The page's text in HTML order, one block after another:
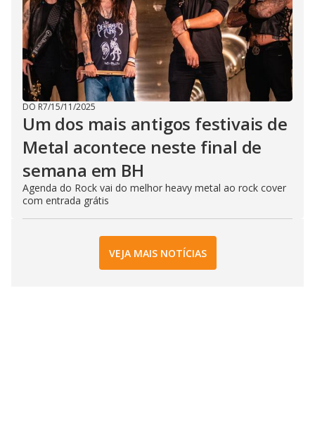
DO R7/15/11/2025
Um dos mais antigos festivais de
Metal acontece neste final de
semana em BH
Agenda do Rock vai do melhor heavy metal ao rock cover
com entrada grátis
VEJA MAIS NOTÍCIAS